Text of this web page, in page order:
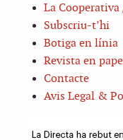
La Cooperativa
Subscriu-t’hi
Botiga en línia
Revista en
Contacte
Avis Legal &